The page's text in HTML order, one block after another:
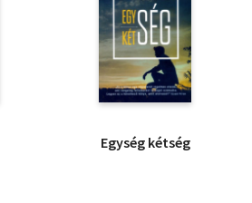
Egység kétség